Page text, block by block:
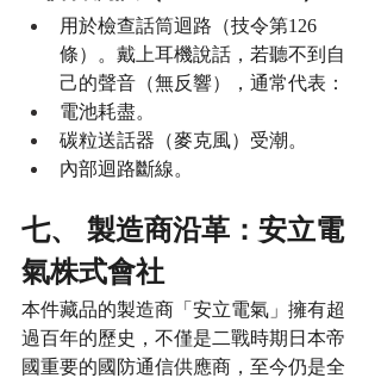
用於檢查話筒迴路（技令第126
條）。戴上耳機說話，若聽不到自
己的聲音（無反響），通常代表：
電池耗盡。
碳粒送話器（麥克風）受潮。
內部迴路斷線。
七、 製造商沿革：安立電
氣株式會社
本件藏品的製造商「安立電氣」擁有超
過百年的歷史，不僅是二戰時期日本帝
國重要的國防通信供應商，至今仍是全